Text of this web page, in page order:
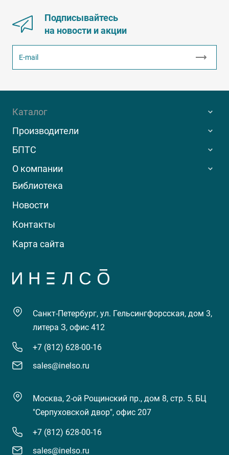
Подписывайтесь
на новости и акции
Каталог
Производители
БПТС
О компании
Библиотека
Новости
Контакты
Карта сайта
Санкт-Петербург, ул. Гельсингфорсская, дом 3,
литера З, офис 412
+7 (812) 628-00-16
sales@inelso.ru
Москва, 2-ой Рощинский пр., дом 8, стр. 5, БЦ
"Серпуховской двор", офис 207
+7 (812) 628-00-16
sales@inelso.ru